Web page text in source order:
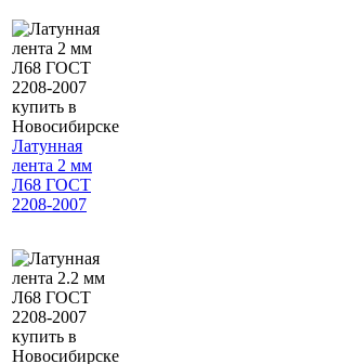
Латунная
лента 2 мм
Л68 ГОСТ
2208-2007